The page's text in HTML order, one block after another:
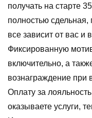
получать на старте
полностью сдельная,
все зависит от вас и
Фиксированную
включительно, а
вознаграждение при
Оплату за
оказываете услуги,